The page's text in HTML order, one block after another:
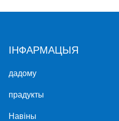
ІНФАРМАЦЫЯ
дадому
прадукты
Навіны